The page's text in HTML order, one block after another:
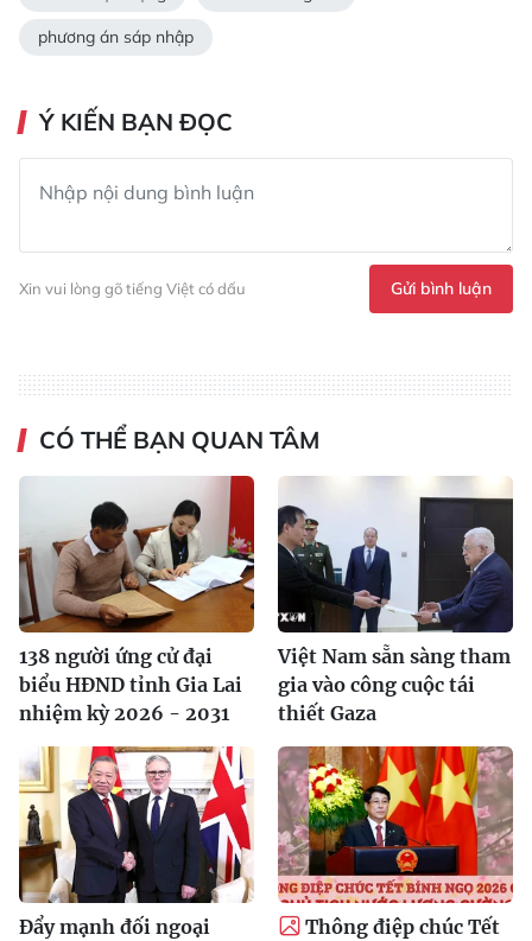
phương án sáp nhập
Ý KIẾN BẠN ĐỌC
Xin vui lòng gõ tiếng Việt có dấu Gửi bình luận
CÓ THỂ BẠN QUAN TÂM
138 người ứng cử đại
biểu HĐND tỉnh Gia Lai
nhiệm kỳ 2026 - 2031
Việt Nam sẵn sàng tham
gia vào công cuộc tái
thiết Gaza
Đẩy mạnh đối ngoại
Thông điệp chúc Tết